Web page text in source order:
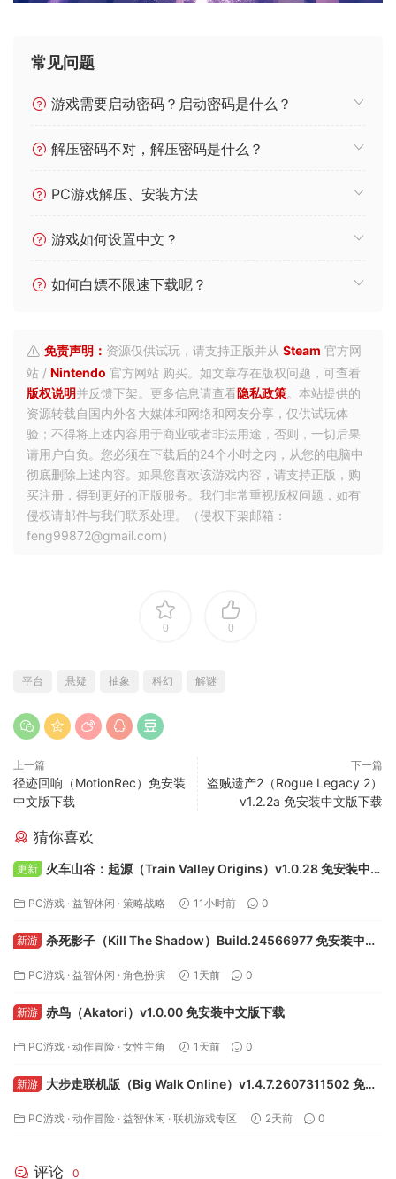
常见问题
游戏需要启动密码？启动密码是什么？
解压密码不对，解压密码是什么？
PC游戏解压、安装方法
游戏如何设置中文？
如何白嫖不限速下载呢？
免责声明： 资源仅供试玩，请支持正版并从 Steam 官方网
站 / Nintendo 官方网站 购买。如文章存在版权问题，可查看
版权说明并反馈下架。更多信息请查看隐私政策。本站提供的
资源转载自国内外各大媒体和网络和网友分享，仅供试玩体
验；不得将上述内容用于商业或者非法用途，否则，一切后果
请用户自负。您必须在下载后的24个小时之内，从您的电脑中
彻底删除上述内容。如果您喜欢该游戏内容，请支持正版，购
买注册，得到更好的正版服务。我们非常重视版权问题，如有
侵权请邮件与我们联系处理。（侵权下架邮箱：
feng99872@gmail.com）
0 0
平台 悬疑 抽象 科幻 解谜
上一篇
径迹回响（MotionRec）免安装
中文版下载
下一篇
盗贼遗产2（Rogue Legacy 2）
v1.2.2a 免安装中文版下载
猜你喜欢
更新
火车山谷：起源（Train Valley Origins）v1.0.28 免安装中文
PC游戏 · 益智休闲 · 策略战略 11小时前 0
新游 杀死影子（Kill The Shadow）Build.24566977 免安装中文
PC游戏 · 益智休闲 · 角色扮演 1天前 0
新游 赤鸟（Akatori）v1.0.00 免安装中文版下载
PC游戏 · 动作冒险 · 女性主角 1天前 0
新游
大步走联机版（Big Walk Online）v1.4.7.2607311502 免安
PC游戏 · 动作冒险 · 益智休闲 · 联机游戏专区 2天前 0
评论 0